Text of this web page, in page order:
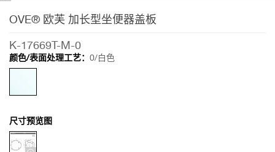
OVE® 欧芙 加长型坐便器盖板
K-17669T-M-0
颜色/表面处理工艺： 0/白色
尺寸预览图